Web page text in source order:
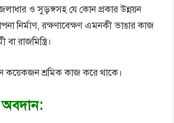
ও সুড়ঙ্গসহ যে কোন প্রকার উন্নয়ন
নির্মাণ, রক্ষণাবেক্ষণ এমনকী ভাঙার কাজ
রাজমিস্ত্রি।
কয়েকজন শ্রমিক কাজ করে থাকে।
অবদান: